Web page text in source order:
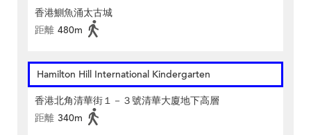
香港鰂魚涌太古城
距離 480m
Hamilton Hill International Kindergarten
香港北角清華街１－３號清華大廈地下高層
距離 340m